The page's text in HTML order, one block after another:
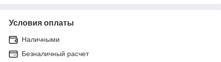
Условия оплаты
Наличными
Безналичный расчет